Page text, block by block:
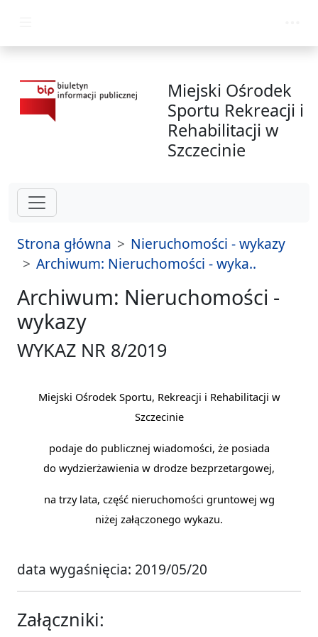
Miejski Ośrodek
Sportu Rekreacji i
Rehabilitacji w
Szczecinie
Strona główna
Nieruchomości - wykazy
Archiwum: Nieruchomości - wyka..
Archiwum: Nieruchomości -
wykazy
WYKAZ NR 8/2019
Miejski Ośrodek Sportu, Rekreacji i Rehabilitacji w
Szczecinie
podaje do publicznej wiadomości, że posiada
do wydzierżawienia w drodze bezprzetargowej,
na trzy lata, część nieruchomości gruntowej wg
niżej załączonego wykazu.
data wygaśnięcia: 2019/05/20
Załączniki: